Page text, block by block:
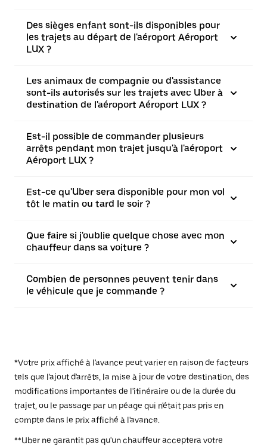
Des sièges enfant sont-ils disponibles pour
les trajets au départ de l'aéroport Aéroport
LUX ?
Les animaux de compagnie ou d'assistance
sont-ils autorisés sur les trajets avec Uber à
destination de l'aéroport Aéroport LUX ?
Est-il possible de commander plusieurs
arrêts pendant mon trajet jusqu'à l'aéroport
Aéroport LUX ?
Est-ce qu'Uber sera disponible pour mon vol
tôt le matin ou tard le soir ?
Que faire si j'oublie quelque chose avec mon
chauffeur dans sa voiture ?
Combien de personnes peuvent tenir dans
le véhicule que je commande ?
*Votre prix affiché à l'avance peut varier en raison de facteurs
tels que l'ajout d'arrêts, la mise à jour de votre destination, des
modifications importantes de l'itinéraire ou de la durée du
trajet, ou le passage par un péage qui n'était pas pris en
compte dans le prix affiché à l'avance.
**Uber ne garantit pas qu'un chauffeur acceptera votre